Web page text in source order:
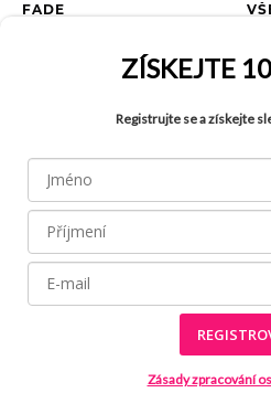
FADE
Blog
Všetky práva vyhradené © 2026
Internetové stránky používajú
ZÍSKEJTE
Registrujte se a získejte
Zásady zpracování